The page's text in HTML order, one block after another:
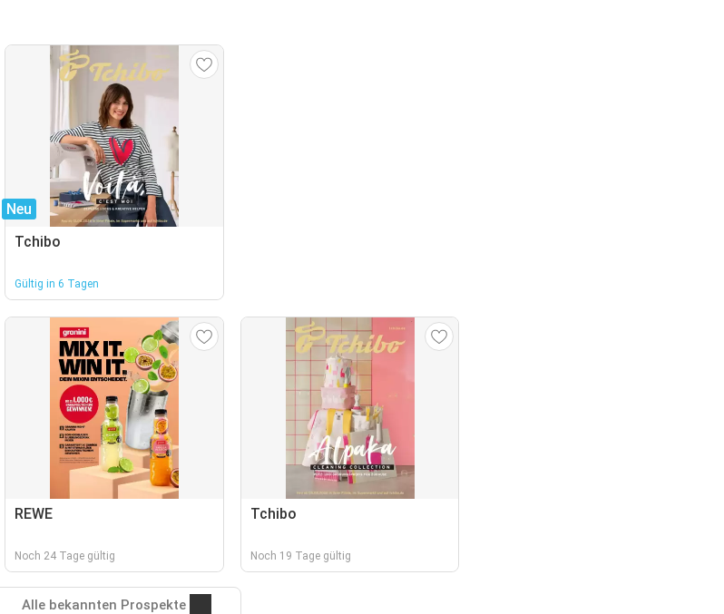
Neu
Tchibo
Gültig in 6 Tagen
REWE
Noch 24 Tage gültig
Tchibo
Noch 19 Tage gültig
Alle bekannten Prospekte